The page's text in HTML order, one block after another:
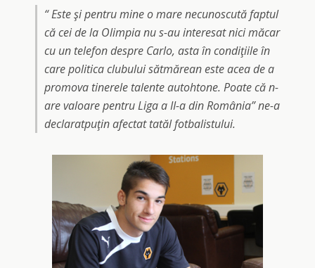
“ Este şi pentru mine o mare necunoscută faptul
că cei de la Olimpia nu s-au interesat nici măcar
cu un telefon despre Carlo, asta în condiţiile în
care politica clubului sătmărean este acea de a
promova tinerele talente autohtone. Poate că n-
are valoare pentru Liga a II-a din România” ne-a
declaratpuţin afectat tatăl fotbalistului.